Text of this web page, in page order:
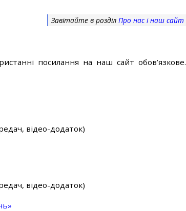
Завітайте в розділ Про нас і наш сайт
посилання на наш сайт обов’язкове.
відео-додаток)
відео-додаток)